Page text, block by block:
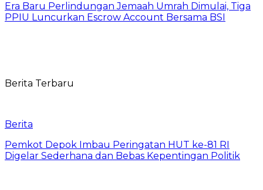
Era Baru Perlindungan Jemaah Umrah Dimulai, Tiga
PPIU Luncurkan Escrow Account Bersama BSI
Berita Terbaru
Berita
Pemkot Depok Imbau Peringatan HUT ke-81 RI
Digelar Sederhana dan Bebas Kepentingan Politik